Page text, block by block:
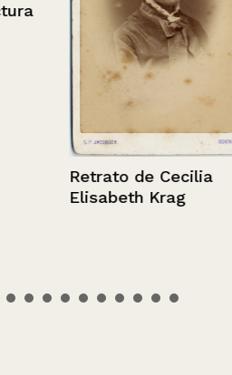
Retrato de Cecilia
Elisabeth Krag